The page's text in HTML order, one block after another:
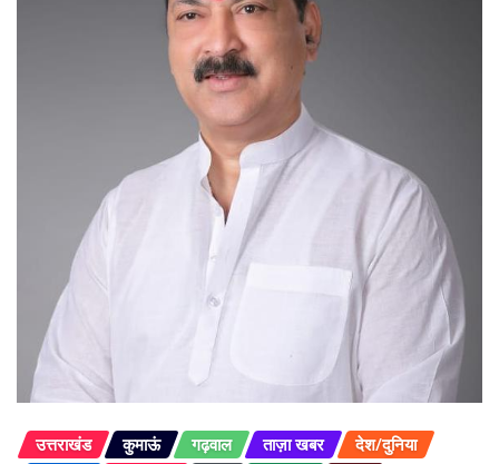
उत्तराखंड कुमाऊं गढ़वाल ताज़ा खबर
देश/दुनिया